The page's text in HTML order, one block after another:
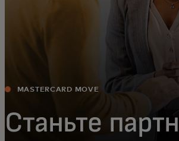
MASTERCARD MOVE
Станьте